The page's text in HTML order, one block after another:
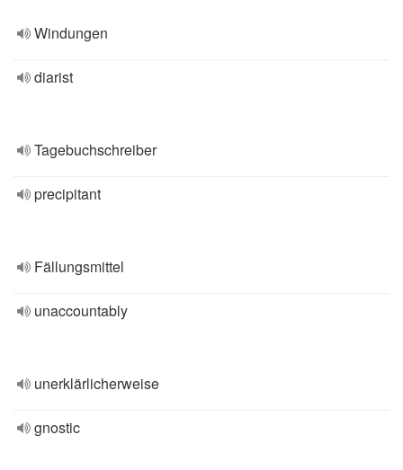
Windungen
diarist
Tagebuchschreiber
precipitant
Fällungsmittel
unaccountably
unerklärlicherweise
gnostic